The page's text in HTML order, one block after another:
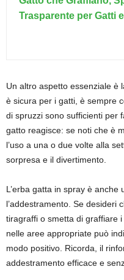
Trasparente per Gatti
Un altro aspetto essenziale è
è sicura per i gatti, è sempre
di spruzzi sono sufficienti per
gatto reagisce: se noti che è
l’uso a una o due volte alla
sorpresa e il divertimento.
L’erba gatta in spray è
l’addestramento. Se desideri
tiragraffi o smetta di graffiare
nelle aree appropriate può
modo positivo. Ricorda, il
addestramento efficace e